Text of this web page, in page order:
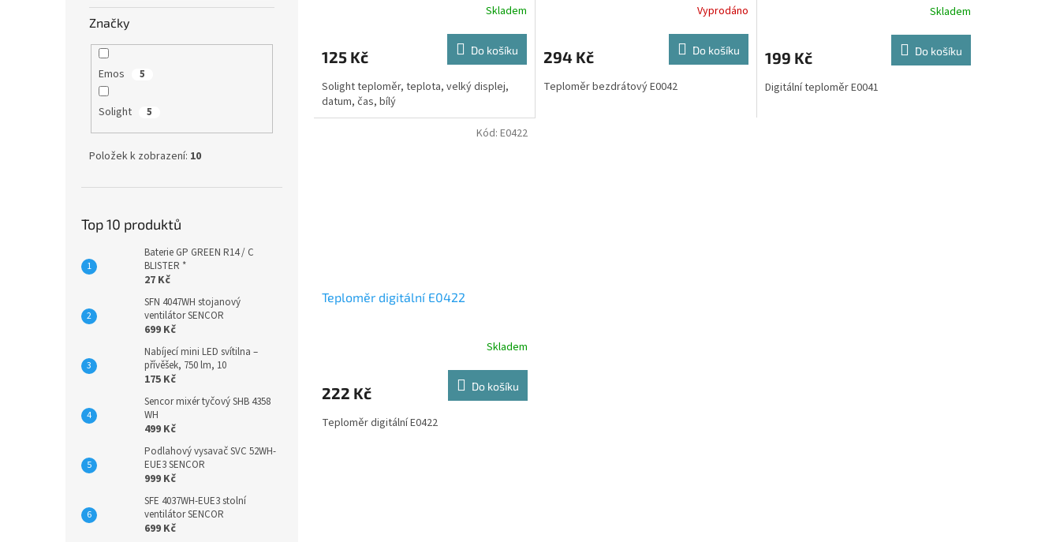
Značky
Emos 5
Solight 5
Položek k zobrazení: 10
Top 10 produktů
Baterie GP GREEN R14 / C
BLISTER *
27 Kč
SFN 4047WH stojanový
ventilátor SENCOR
699 Kč
Nabíjecí mini LED svítilna –
přívěšek, 750 lm, 10
175 Kč
Sencor mixér tyčový SHB 4358
WH
499 Kč
Podlahový vysavač SVC 52WH-
EUE3 SENCOR
999 Kč
SFE 4037WH-EUE3 stolní
ventilátor SENCOR
699 Kč
Skladem
125 Kč Do košíku
Solight teploměr, teplota, velký displej,
datum, čas, bílý
Vyprodáno
294 Kč Do košíku
Teploměr bezdrátový E0042
Skladem
199 Kč Do košíku
Digitální teploměr E0041
Teploměr digitální E0422
Skladem
222 Kč Do košíku
Teploměr digitální E0422
Kód: E0422